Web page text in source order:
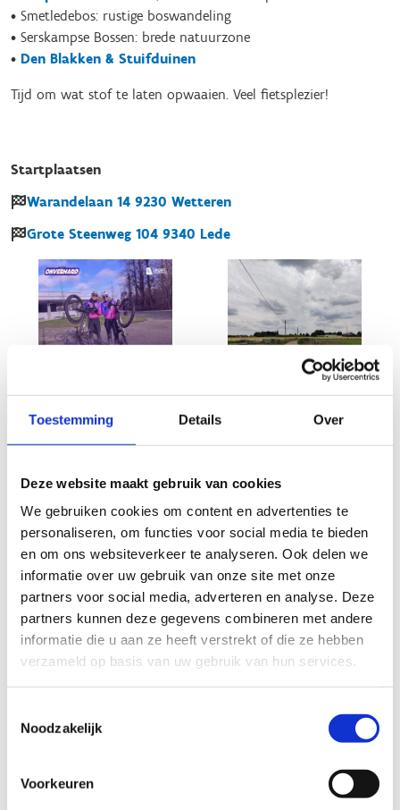
Toestemming Details Over
Deze website maakt gebruik van cookies
We gebruiken cookies om content en advertenties te
personaliseren, om functies voor social media te bieden
en om ons websiteverkeer te analyseren. Ook delen we
informatie over uw gebruik van onze site met onze
partners voor social media, adverteren en analyse. Deze
partners kunnen deze gegevens combineren met andere
informatie die u aan ze heeft verstrekt of die ze hebben
verzameld op basis van uw gebruik van hun services.
Noodzakelijk
Voorkeuren
• Smetledebos: rustige boswandeling
• Serskampse Bossen: brede natuurzone
• Den Blakken & Stuifduinen
Tijd om wat stof te laten opwaaien. Veel fietsplezier!
Startplaatsen
Warandelaan 14 9230 Wetteren
Grote Steenweg 104 9340 Lede
Wat vond je van deze route?